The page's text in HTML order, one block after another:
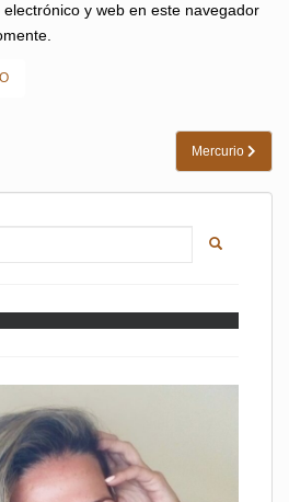
y web en este navegador
Mercurio